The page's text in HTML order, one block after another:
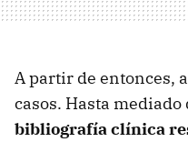
A partir de entonces,
casos. Hasta mediado
bibliografía clínica